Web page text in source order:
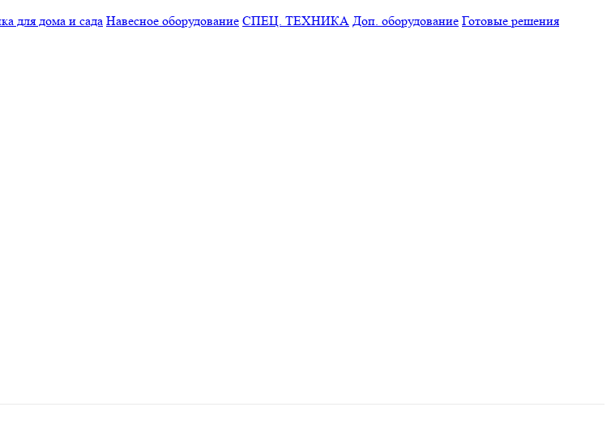
для дома и сада Навесное оборудование СПЕЦ. ТЕХНИКА Доп. оборудование Готовые решения